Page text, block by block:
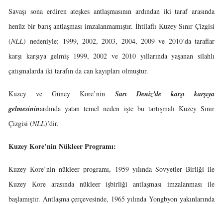
Savaşı sona erdiren ateşkes antlaşmasının ardından iki taraf arasında
henüz bir barış antlaşması imzalanmamıştır. İhtilaflı Kuzey Sınır Çizgisi
(NLL) nedeniyle; 1999, 2002, 2003, 2004, 2009 ve 2010’da taraflar
karşı karşıya gelmiş 1999, 2002 ve 2010 yıllarında yaşanan silahlı
çatışmalarda iki tarafın da can kayıpları olmuştur.
Kuzey ve Güney Kore’nin Sarı Deniz’de karşı karşıya
gelmesininardında yatan temel neden işte bu tartışmalı Kuzey Sınır
Çizgisi (NLL)’dir.
Kuzey Kore’nin NükleerProgramı:
Kuzey Kore’nin nükleer programı, 1959 yılında Sovyetler Birliği ile
Kuzey Kore arasında nükleer işbirliği antlaşması imzalanması ile
başlamıştır. Antlaşma çerçevesinde, 1965 yılında Yongbyon yakınlarında